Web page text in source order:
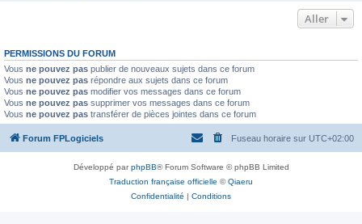
Aller
PERMISSIONS DU FORUM
Vous ne pouvez pas publier de nouveaux sujets dans ce forum
Vous ne pouvez pas répondre aux sujets dans ce forum
Vous ne pouvez pas modifier vos messages dans ce forum
Vous ne pouvez pas supprimer vos messages dans ce forum
Vous ne pouvez pas transférer de pièces jointes dans ce forum
Forum FPLogiciels Fuseau horaire sur UTC+02:00
Développé parphpBB® Forum Software © phpBB Limited
Traduction française officielle ©Qiaeru
Confidentialité | Conditions